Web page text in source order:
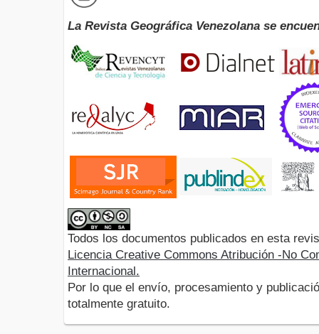
La Revista Geográfica Venezolana se
Todos los documentos publicados en esta
Licencia Creative Commons Atribución -No
Internacional.
Por lo que el envío, procesamiento y
totalmente gratuito.